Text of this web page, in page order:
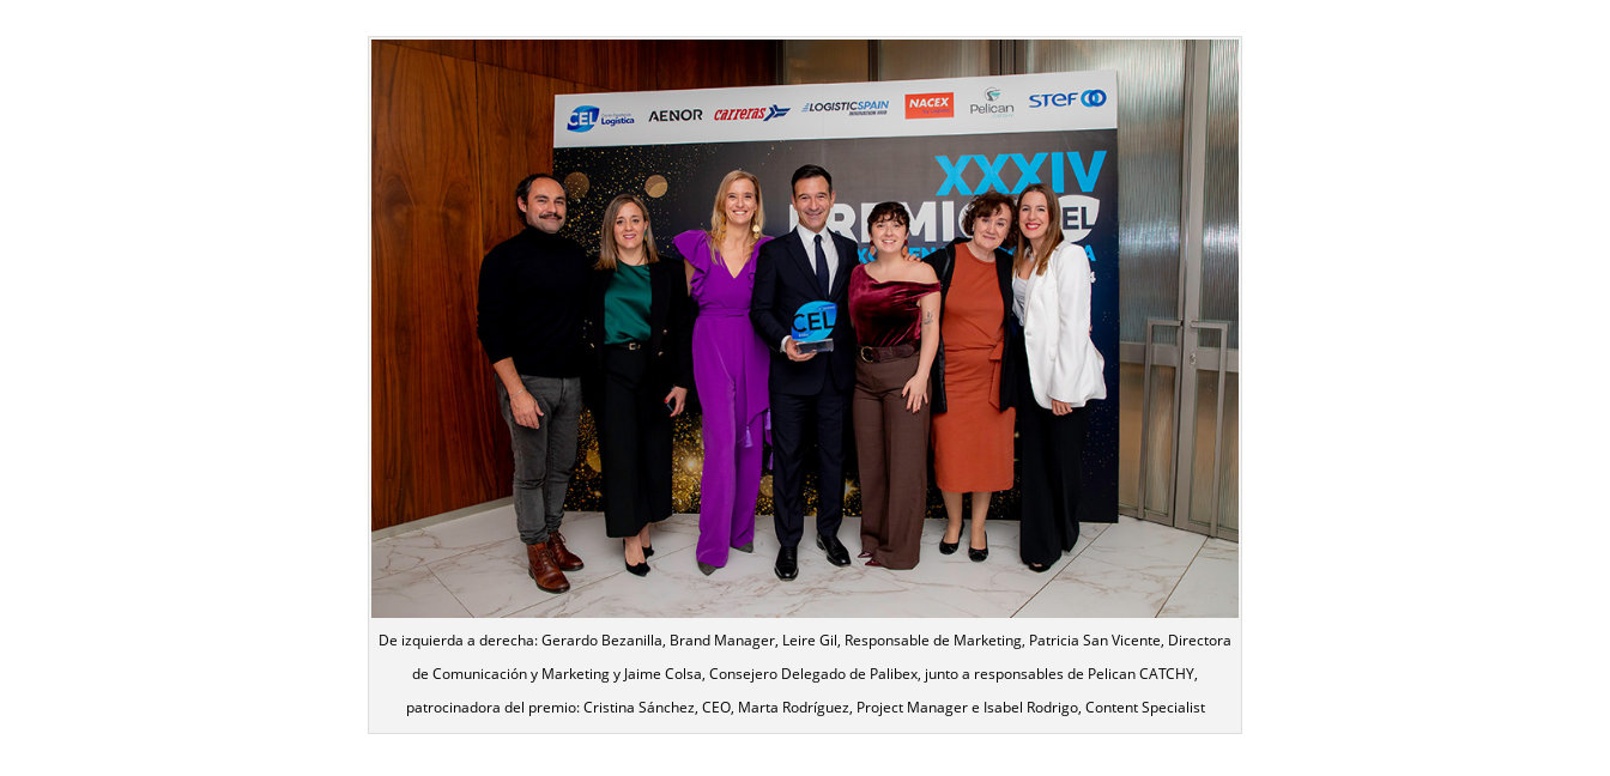
De izquierda a derecha: Gerardo Bezanilla, Brand Manager, Leire Gil, Responsable de Marketing, Patricia San Vicente, Directora
de Comunicación y Marketing y Jaime Colsa, Consejero Delegado de Palibex, junto a responsables de Pelican CATCHY,
patrocinadora del premio: Cristina Sánchez, CEO, Marta Rodríguez, Project Manager e Isabel Rodrigo, Content Specialist